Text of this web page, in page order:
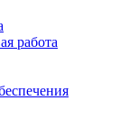
работа